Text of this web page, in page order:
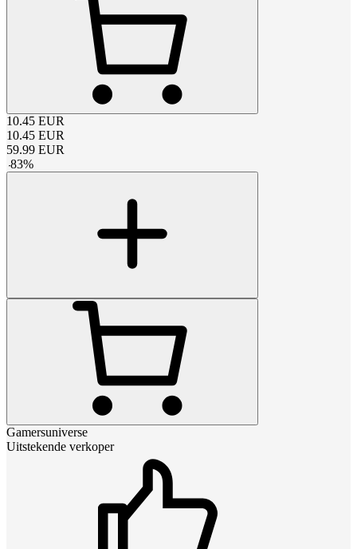
10.45 EUR
10.45 EUR
59.99 EUR
-83%
Gamersuniverse
Uitstekende verkoper